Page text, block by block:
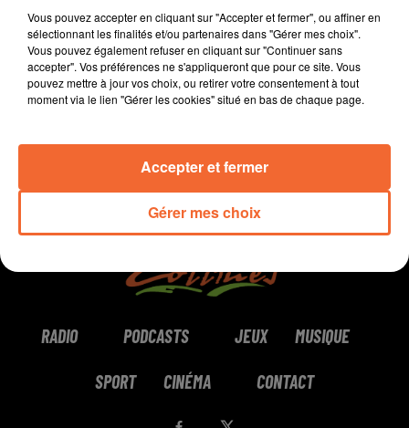
Bressuire, vous propose son coup de coeur.
0:00 2 min 17 sec
RADIO PODCASTS JEUX MUSIQUE
SPORT CINÉMA CONTACT
Vous pouvez accepter en cliquant sur "Accepter et fermer", ou affiner en
sélectionnant les finalités et/ou partenaires dans "Gérer mes choix".
Vous pouvez également refuser en cliquant sur "Continuer sans
accepter". Vos préférences ne s'appliqueront que pour ce site. Vous
pouvez mettre à jour vos choix, ou retirer votre consentement à tout
moment via le lien "Gérer les cookies" situé en bas de chaque page.
Gérer mes choix
Accepter et fermer